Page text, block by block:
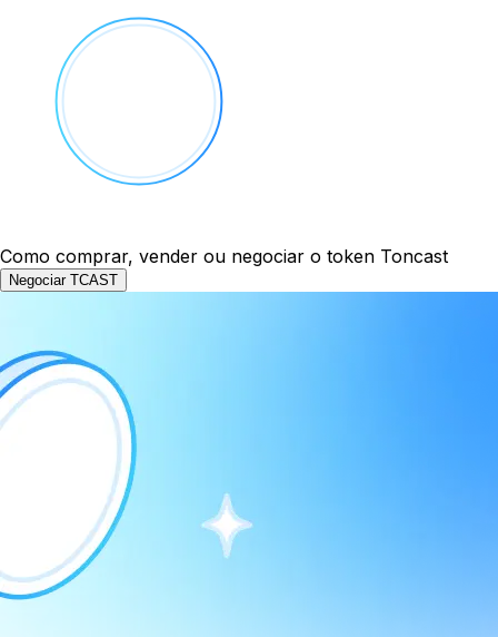
Como comprar, vender ou negociar o token Toncast
Negociar TCAST